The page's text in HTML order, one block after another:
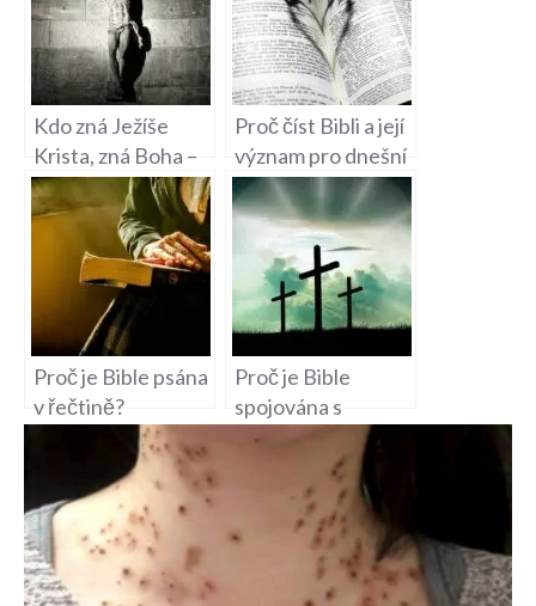
Kdo zná Ježíše
Krista, zná Boha –
Bible verš o
duchovním poznání
Proč číst Bibli a její
význam pro dnešní
dobu?
Proč je Bible psána
v řečtině?
Proč je Bible
spojována s
hotelem?